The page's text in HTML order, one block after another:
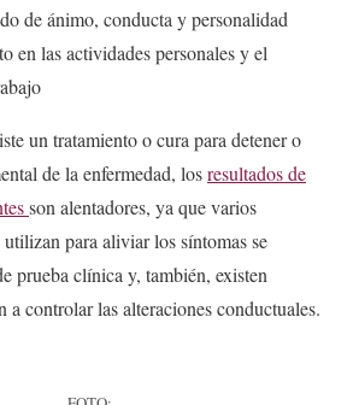
de ánimo, conducta y personalidad
en las actividades personales y el
un tratamiento o cura para detener o
de la enfermedad, losresultados de
son alentadores, ya que varios
para aliviar los síntomas se
prueba clínica y, también, existen
a controlar las alteraciones conductuales.